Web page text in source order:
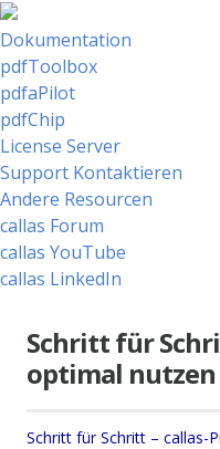
Dokumentation
pdfToolbox
pdfaPilot
pdfChip
License Server
Support Kontaktieren
Andere Resourcen
callas Forum
callas YouTube
callas LinkedIn
Schritt für
optimal nutzen
Schritt für Schritt – callas-